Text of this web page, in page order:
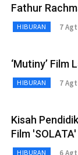
Fathur
HIBURAN 7
‘Mutiny’
HIBURAN 7
Kisah
Film
HIBURAN 6